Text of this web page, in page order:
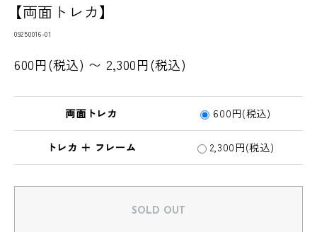
【両面トレカ】
09250016-01
600円(税込) 〜 2,300円(税込)
両面トレカ 600円(税込)
トレカ ＋ フレーム 2,300円(税込)
SOLD OUT